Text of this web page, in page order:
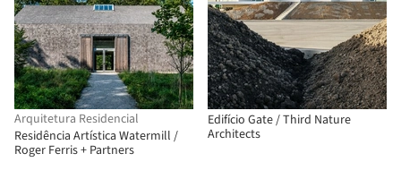
Arquitetura Residencial
Residência Artística Watermill /
Roger Ferris + Partners
Edifício Gate / Third Nature
Architects